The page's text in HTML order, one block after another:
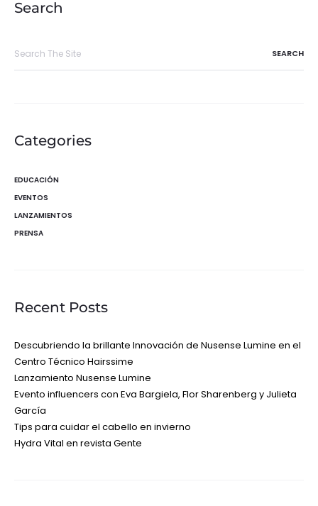
entradas
Search
Categories
EDUCACIÓN
EVENTOS
LANZAMIENTOS
PRENSA
Recent Posts
Descubriendo la brillante Innovación de Nusense Lumine en el
Centro Técnico Hairssime
Lanzamiento Nusense Lumine
Evento influencers con Eva Bargiela, Flor Sharenberg y Julieta
García
Tips para cuidar el cabello en invierno
Hydra Vital en revista Gente